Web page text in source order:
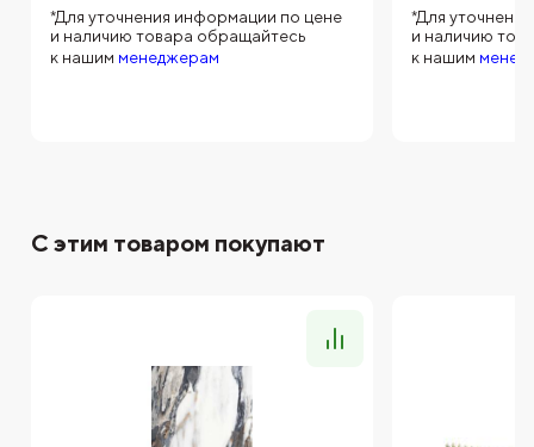
*Для уточнения информации по цене
и наличию товара обращайтесь
к нашим менеджерам
*Для
и наличию
к нашим
С этим товаром покупают